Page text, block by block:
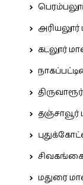
அரியலூர்
கடலூர்
தஞ்சாவூர்
மதுரை